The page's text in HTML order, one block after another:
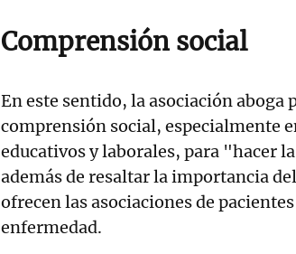
Comprensión social
En este sentido, la asociación aboga
comprensión social, especialmente
educativos y laborales, para "hacer
además de resaltar la importancia
ofrecen las asociaciones de
enfermedad.